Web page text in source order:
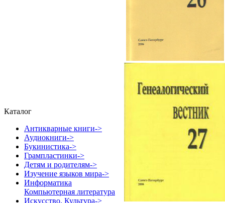
Каталог
Антикварные книги->
Аудиокниги->
Букинистика->
Грампластинки->
Детям и родителям->
Изучение языков мира->
Информатика
Компьютерная литература
Искусство. Культура->